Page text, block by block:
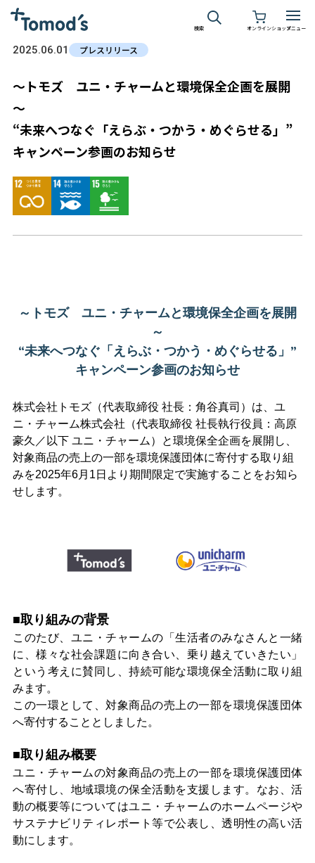
検索 オンラインショップメニュー
2025.06.01 プレスリリース
～トモズ ユニ・チャームと環境保全企画を展開
～
“未来へつなぐ「えらぶ・つかう・めぐらせる」”
キャンペーン参画のお知らせ
～トモズ ユニ・チャームと環境保全企画を展開
～
“未来へつなぐ「えらぶ・つかう・めぐらせる」”
キャンペーン参画のお知らせ
株式会社トモズ（代表取締役 社長：角谷真司） は、ユ
ニ・チャーム株式会社（代表取締役 社長執行役員：高原
豪久／以下 ユニ・チャーム）と環境保全企画を展開し、
対象商品の売上の一部を環境保護団体に寄付する取り組
みを2025年6月1日 より期間限定で実施することをお知ら
せします。
■取り組みの背景
このたび、ユニ・チャームの「生活者のみなさんと一緒
に、様々な社会課題に向き合い、乗り越えていきたい」
という考えに賛同し、持続可能な環境保全活動に取り組
みます。
この一環として、対象商品の売上の一部を環境保護団体
へ寄付することとしました。
■取り組み概要
ユニ・チャームの対象商品の売上の一部を環境保護団体
へ寄付し、地域環境の保全活動を支援します。なお、活
動の概要等についてはユニ・チャームのホームページや
サステナビリティレポート等で公表し、透明性の高い活
動にします。